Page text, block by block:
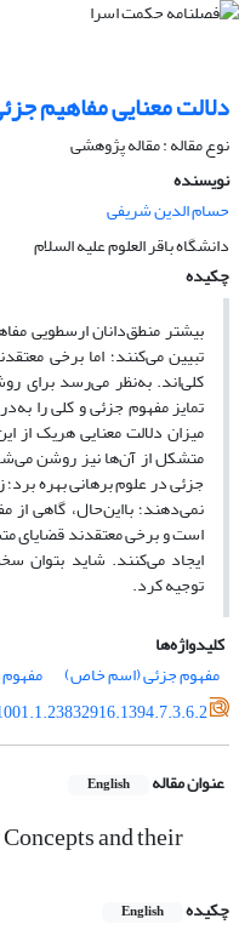
دلالت معنایی مفاهیم
نوع مقاله : مقاله پژوهشی
نویسنده
حسام الدین شریفی
دانشگاه باقر العلوم علیه السلام
چکیده
بیشتر منطق‌دانان ارسطویی
تبیین می‌کنند؛ اما برخی
کلی‌اند. به‌نظر می‌رسد برای
تمایز مفهوم جزئی و کلی را
میزان دلالت معنایی هریک
متشکل از آن‌ها نیز روشن
جزئی در علوم برهانی بهره
نمی‌دهند؛ بااین‌حال، گاهی
است و برخی معتقدند قضایای
ایجاد می‌کنند. شاید بتوان
توجیه کرد.
کلیدواژه‌ها
مفهوم جزئی (اسم خاص)
عنوان مقاله English
and their
چکیده English